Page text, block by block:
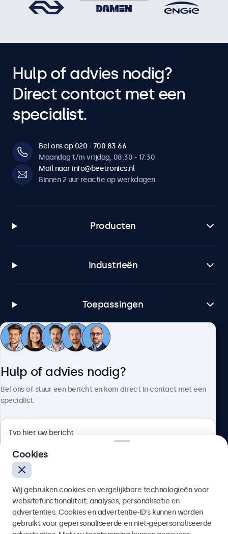
Hulp of advies nodig?
Direct contact met een
specialist.
Bel ons op 020 - 700 83 66
Maandag t/m vrijdag, 08:30 - 17:30
Mail naar info@beetronics.nl
Binnen 2 uur reactie op werkdagen
Producten
Industrieën
Toepassingen
Klantenservice
4.8/5 door 5000+ bedrijven
Nederlands
Hulp of advies nodig?
Bel ons of stuur een bericht en kom direct in contact met een
specialist.
Cookies
Wij gebruiken cookies en vergelijkbare technologieën voor
websitefunctionaliteit, analyses, personalisatie en
advertenties. Cookies en advertentie-ID’s kunnen worden
gebruikt voor gepersonaliseerde en niet-gepersonaliseerde